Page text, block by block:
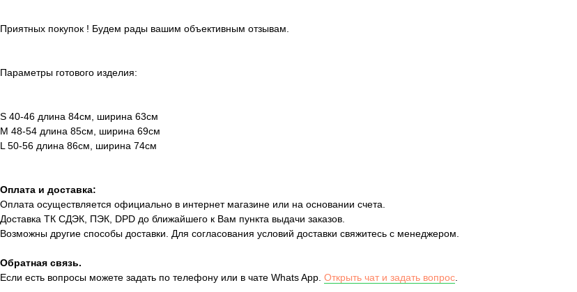
Приятных покупок ! Будем рады вашим объективным отзывам.
Параметры готового изделия:
S 40-46 длина 84см, ширина 63см
M 48-54 длина 85см, ширина 69см
L 50-56 длина 86см, ширина 74см
Оплата и доставка:
Оплата осуществляется официально в интернет магазине или на основании счета.
Доставка ТК СДЭК, ПЭК, DPD до ближайшего к Вам пункта выдачи заказов.
Возможны другие способы доставки. Для согласования условий доставки свяжитесь с менеджером.
Обратная связь.
Если есть вопросы можете задать по телефону или в чате Whats App. Открыть чат и задать вопрос